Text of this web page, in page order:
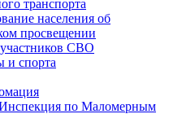
транспорта
населения об
просвещении
СВО
и спорта
Инспекция по Маломерным